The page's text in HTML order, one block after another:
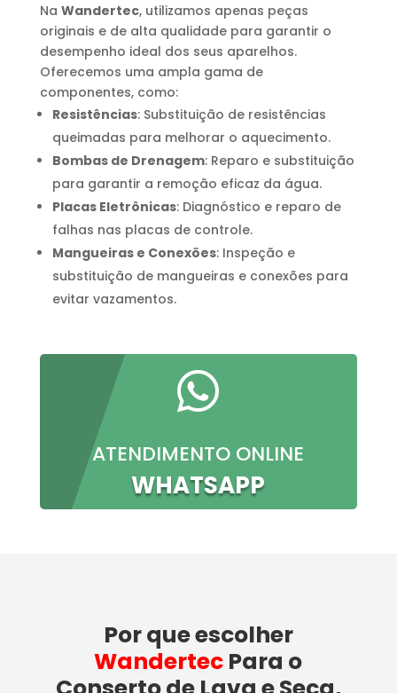
Na Wandertec, utilizamos apenas peças
originais e de alta qualidade para garantir o
desempenho ideal dos seus aparelhos.
Oferecemos uma ampla gama de
componentes, como:
Resistências: Substituição de resistências
queimadas para melhorar o aquecimento.
Bombas de Drenagem: Reparo e substituição
para garantir a remoção eficaz da água.
Placas Eletrônicas: Diagnóstico e reparo de
falhas nas placas de controle.
Mangueiras e Conexões: Inspeção e
substituição de mangueiras e conexões para
evitar vazamentos.

ATENDIMENTO ONLINE
WHATSAPP
Por que escolher
Wandertec Para o